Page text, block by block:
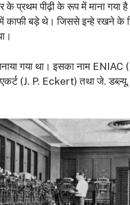
पीढ़ी के रूप में माना गया
काफी बड़े थे। जिससे इन्हे रखने के
गया था। इसका नाम
(J. P. Eckert) तथा जे.